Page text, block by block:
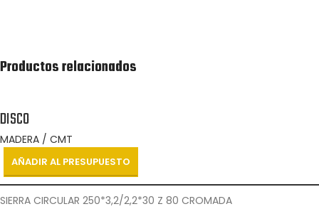
Productos relacionados
DISCO
MADERA / CMT
AÑADIR AL PRESUPUESTO
SIERRA CIRCULAR 250*3,2/2,2*30 Z 80 CROMADA